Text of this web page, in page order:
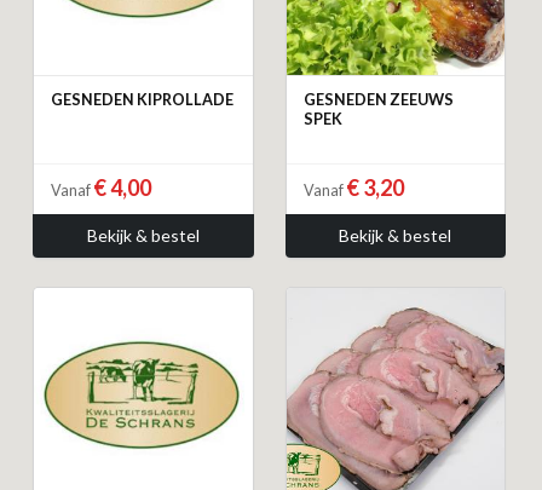
GESNEDEN KIPROLLADE
Vanaf € 4,00
Bekijk & bestel
GESNEDEN ZEEUWS
SPEK
Vanaf € 3,20
Bekijk & bestel